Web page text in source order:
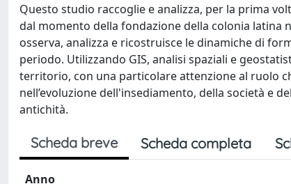
Questo studio raccoglie e analizza, per la prima
dal momento della fondazione della colonia latina
osserva, analizza e ricostruisce le dinamiche di
periodo. Utilizzando GIS, analisi spaziali e
territorio, con una particolare attenzione al ruolo
nell’evoluzione dell'insediamento, della società e
antichità.
Scheda breve Scheda completa
Anno